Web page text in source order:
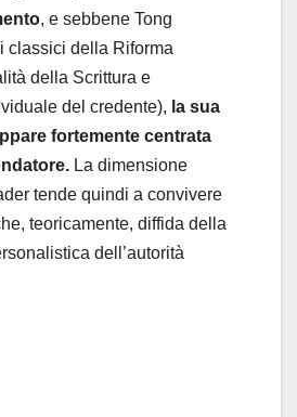
, e sebbene Tong
classici della Riforma
della Scrittura e
del credente), la sua
fortemente centrata
La dimensione
tende quindi a convivere
teoricamente, diffida della
dell’autorità